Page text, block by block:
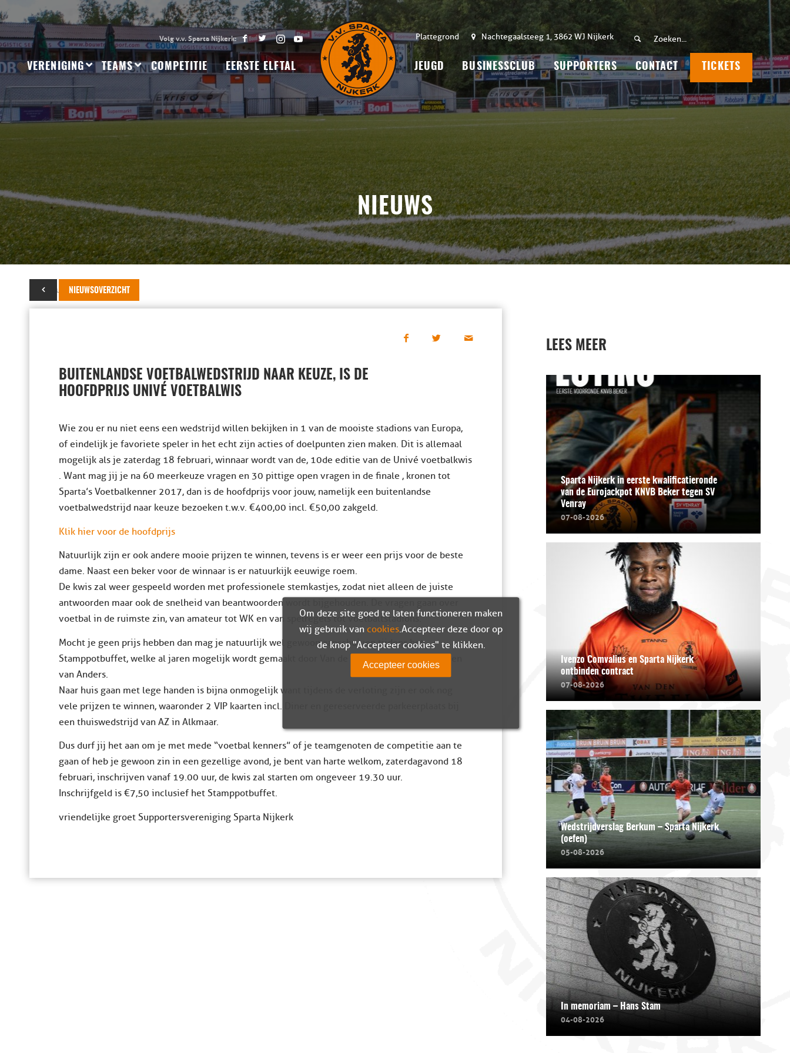
Plattegrond Nachtegaalsteeg 1, 3862 WJ Nijkerk
VERENIGING TEAMS COMPETITIE EERSTE ELFTAL JEUGD BUSINESSCLUB SUPPORTERS CONTACT TICKETS
NIEUWS
NIEUWSOVERZICHT
13 februari 2017
BUITENLANDSE VOETBALWEDSTRIJD NAAR KEUZE, IS DE
HOOFDPRIJS UNIVÉ VOETBALWIS
Wie zou er nu niet eens een wedstrijd willen bekijken in 1 van de mooiste stadions van Europa,
of eindelijk je favoriete speler in het echt zijn acties of doelpunten zien maken. Dit is allemaal
mogelijk als je zaterdag 18 februari, winnaar wordt van de, 10de editie van de Univé voetbalkwis
. Want mag jij je na 60 meerkeuze vragen en 30 pittige open vragen in de finale , kronen tot
Sparta’s Voetbalkenner 2017, dan is de hoofdprijs voor jouw, namelijk een buitenlandse
voetbalwedstrijd naar keuze bezoeken t.w.v. €400,00 incl. €50,00 zakgeld.
Klik hier voor de hoofdprijs
Natuurlijk zijn er ook andere mooie prijzen te winnen, tevens is er weer een prijs voor de beste
dame. Naast een beker voor de winnaar is er natuurkijk eeuwige roem.
De kwis zal weer gespeeld worden met professionele stemkastjes, zodat niet alleen de juiste
antwoorden maar ook de snelheid van beantwoorden wordt bijgehouden. De vragen gaan over
voetbal in de ruimste zin, van amateur tot WK en van spelregels tot voetbaltstadions.
Mocht je geen prijs hebben dan mag je natuurlijk wel gewoon aanschuiven tijdens het
Stamppotbuffet, welke al jaren mogelijk wordt gemaakt door Van de Pol Catering en Marc Veen
van Anders.
Naar huis gaan met lege handen is bijna onmogelijk want tijdens de verloting zijn er ook nog
vele prijzen te winnen, waaronder 2 VIP kaarten incl. Diner en gereserveerde parkeerplaats bij
een thuiswedstrijd van AZ in Alkmaar.
Dus durf jij het aan om je met mede “voetbal kenners” of je teamgenoten de competitie aan te
gaan of heb je gewoon zin in een gezellige avond, je bent van harte welkom, zaterdagavond 18
februari, inschrijven vanaf 19.00 uur, de kwis zal starten om ongeveer 19.30 uur.
Inschrijfgeld is €7,50 inclusief het Stamppotbuffet.
vriendelijke groet Supportersvereniging Sparta Nijkerk
LEES MEER
Sparta Nijkerk in eerste kwalificatieronde
van de Eurojackpot KNVB Beker tegen SV
Venray
07-08-2026
Ivenzo Comvalius en Sparta Nijkerk
ontbinden contract
07-08-2026
Wedstrijdverslag Berkum – Sparta Nijkerk
(oefen)
05-08-2026
In memoriam – Hans Stam
04-08-2026
Om deze site goed te laten functioneren maken
wij gebruik van cookies. Accepteer deze door op
de knop "Accepteer cookies" te klikken.
Accepteer cookies